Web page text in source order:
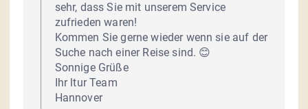
sehr, dass Sie mit unserem Service
zufrieden waren!
Kommen Sie gerne wieder wenn sie auf der
Suche nach einer Reise sind. 😊
Sonnige Grüße
Ihr ltur Team
Hannover